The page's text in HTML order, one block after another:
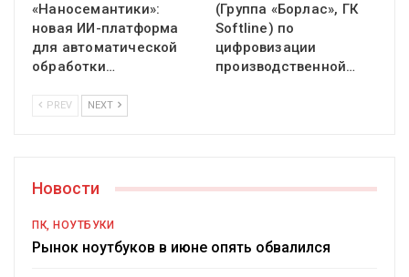
«Наносемантики»:
новая ИИ-платформа
для автоматической
обработки…
(Группа «Борлас», ГК
Softline) по
цифровизации
производственной…
PREV NEXT
Новости
ПК, НОУТБУКИ
Рынок ноутбуков в июне опять обвалился